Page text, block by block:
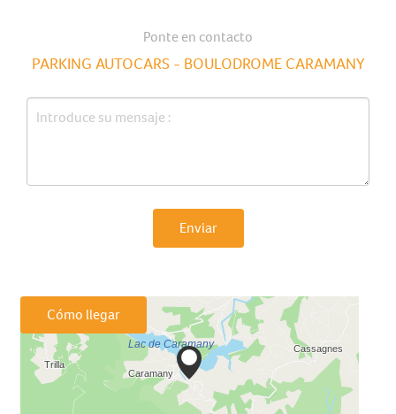
Ponte en contacto
PARKING AUTOCARS - BOULODROME CARAMANY
Enviar
Cómo llegar